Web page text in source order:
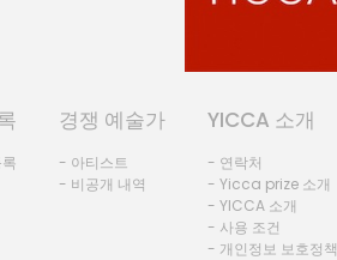
경쟁 예술가
- 아티스트
- 비공개 내역
YICCA 소개
- 연락처
- Yicca prize 소개
- YICCA 소개
- 사용 조건
- 개인정보 보호정책